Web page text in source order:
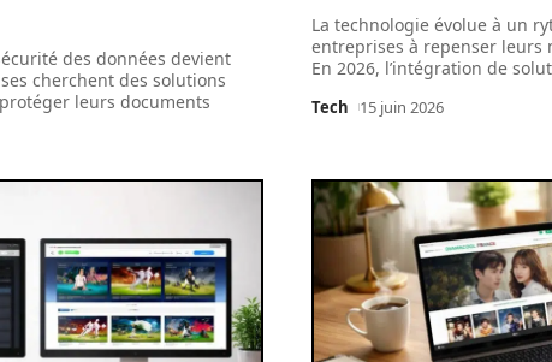
des données devient
cherchent des solutions
leurs documents
La technologie évolue à un
entreprises à repenser leurs
En 2026, l’intégration de
Tech 15 juin 2026